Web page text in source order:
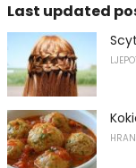
Last updated